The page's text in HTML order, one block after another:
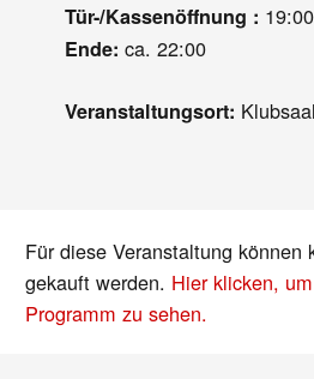
Tür-/Kassenöffnung : 19:00
Ende: ca. 22:00
Veranstaltungsort: Klubsaal
Für diese Veranstaltung können
gekauft werden. Hier klicken,
Programm zu sehen.